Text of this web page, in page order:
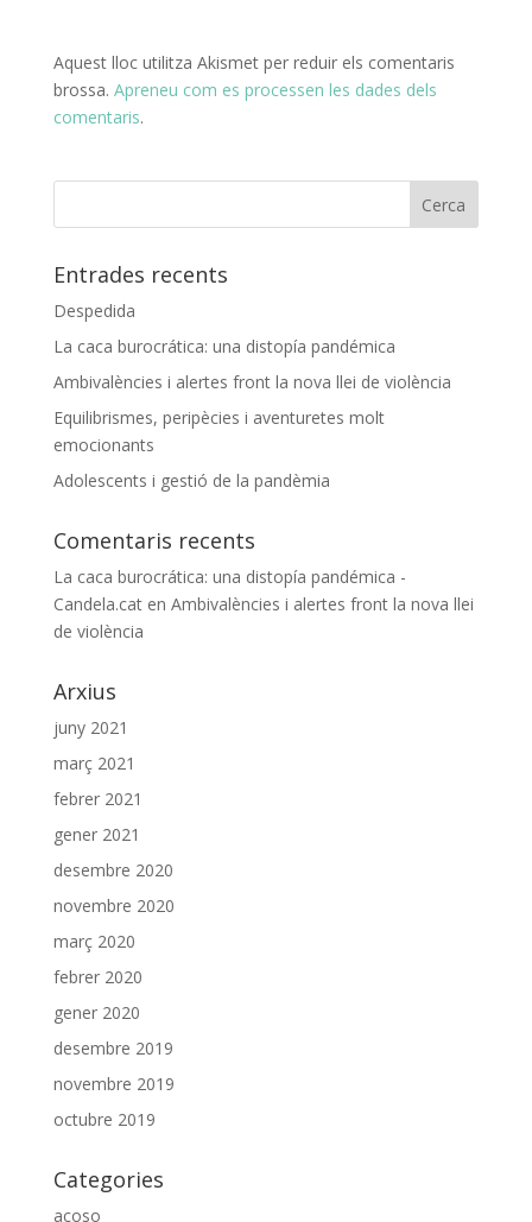
Aquest lloc utilitza Akismet per reduir els comentaris
brossa. Apreneu com es processen les dades dels
comentaris.
Entrades recents
Despedida
La caca burocrática: una distopía pandémica
Ambivalències i alertes front la nova llei de violència
Equilibrismes, peripècies i aventuretes molt
emocionants
Adolescents i gestió de la pandèmia
Comentaris recents
La caca burocrática: una distopía pandémica -
Candela.caten Ambivalències i alertes front la nova llei
de violència
Arxius
juny 2021
març 2021
febrer 2021
gener 2021
desembre 2020
novembre 2020
març 2020
febrer 2020
gener 2020
desembre 2019
novembre 2019
octubre 2019
Categories
acoso